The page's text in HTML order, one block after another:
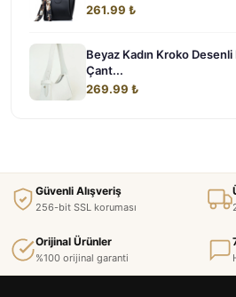
261.99 ₺
Beyaz Kadın Kroko
Çant...
269.99 ₺
Güvenli Alışveriş
256-bit SSL koruması
Orijinal Ürünler
%100 orijinal garanti